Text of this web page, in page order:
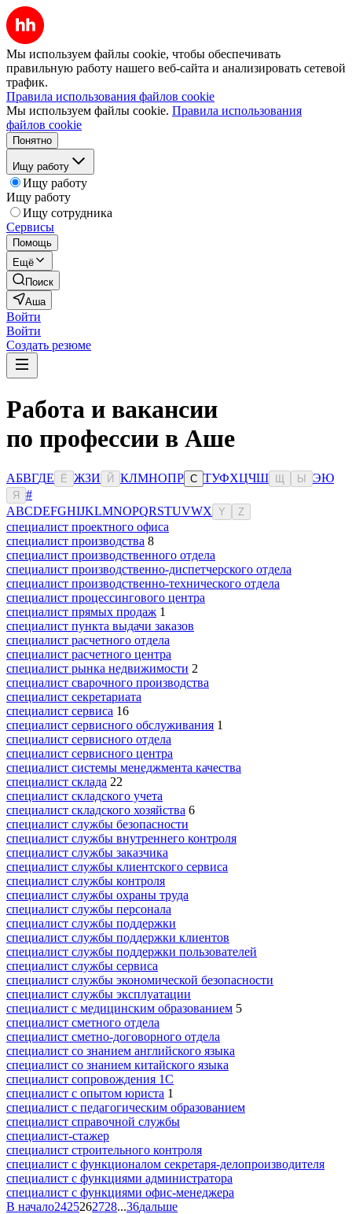
Мы используем файлы cookie, чтобы обеспечивать
правильную работу нашего веб-сайта и анализировать сетевой
трафик.
Правила использования файлов cookie
Мы используем файлы cookie. Правила использования
файлов cookie
Понятно
Ищу работу
Ищу работу
Ищу работу
Ищу сотрудника
Сервисы
Помощь
Ещё
Поиск
Аша
Войти
Войти
Создать резюме
Работа и вакансии
по профессии в Аше
АБВГДЕ Ё ЖЗИ Й КЛМНОПР С ТУФХЦЧШ Ы ЭЮ
Я
#
ABCDEFGHIJKLMNOPQRSTUVWX Y Z
специалист проектного офиса
специалист производства 8
специалист производственного отдела
специалист производственно-диспетчерского отдела
специалист производственно-технического отдела
специалист процессингового центра
специалист прямых продаж 1
специалист пункта выдачи заказов
специалист расчетного отдела
специалист расчетного центра
специалист рынка недвижимости 2
специалист сварочного производства
специалист секретариата
специалист сервиса 16
специалист сервисного обслуживания 1
специалист сервисного отдела
специалист сервисного центра
специалист системы менеджмента качества
специалист склада 22
специалист складского учета
специалист складского хозяйства 6
специалист службы безопасности
специалист службы внутреннего контроля
специалист службы заказчика
специалист службы клиентского сервиса
специалист службы контроля
специалист службы охраны труда
специалист службы персонала
специалист службы поддержки
специалист службы поддержки клиентов
специалист службы поддержки пользователей
специалист службы сервиса
специалист службы экономической безопасности
специалист службы эксплуатации
специалист с медицинским образованием 5
специалист сметного отдела
специалист сметно-договорного отдела
специалист со знанием английского языка
специалист со знанием китайского языка
специалист сопровождения 1С
специалист с опытом юриста 1
специалист с педагогическим образованием
специалист справочной службы
специалист-стажер
специалист строительного контроля
специалист с функционалом секретаря-делопроизводителя
специалист с функциями администратора
специалист с функциями офис-менеджера
В начало2425262728...36дальше